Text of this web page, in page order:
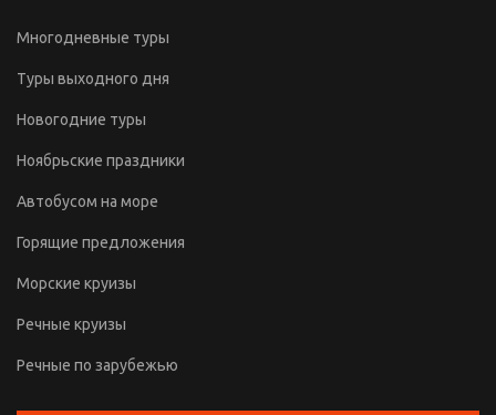
Многодневные туры
Туры выходного дня
Новогодние туры
Ноябрьские праздники
Автобусом на море
Горящие предложения
Морские круизы
Речные круизы
Речные по зарубежью